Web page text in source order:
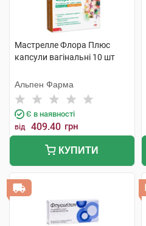
Мастрелле Флора Плюс
капсули вагінальні 10 шт
Альпен Фарма
Є в наявності
від 409.40 грн
КУПИТИ